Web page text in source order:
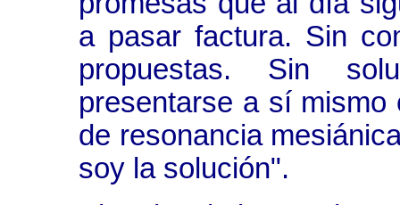
a pasar factura. Sin
propuestas. Sin
presentarse a sí
de resonancia
soy la solución".